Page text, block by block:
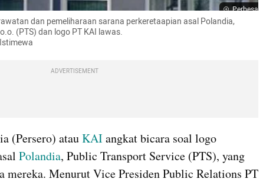
Perbesar
dan pemeliharaan sarana perkeretaapian asal Polandia,
(PTS) dan logo PT KAI lawas.
ADVERTISEMENT
(Persero) atau KAI angkat bicara soal logo
Polandia, Public Transport Service (PTS), yang
mereka. Menurut Vice Presiden Public Relations PT